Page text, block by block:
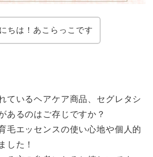
ちは！あこらっこです
ているヘアケア商品、セグレタシ
あるのはご存じですか？
毛エッセンスの使い心地や個人的
した！